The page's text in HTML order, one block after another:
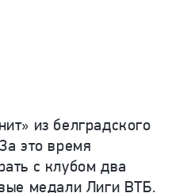
из белградского
это время
с клубом два
медали Лиги ВТБ.